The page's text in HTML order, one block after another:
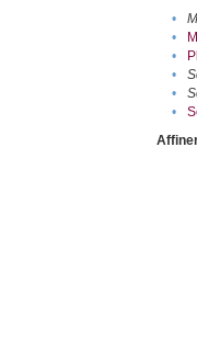
•
•
•
•
•
•